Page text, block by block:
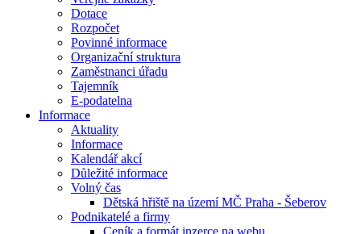
Dotace
Rozpočet
Povinné informace
Organizační struktura
Zaměstnanci úřadu
Tajemník
E-podatelna
Informace
Aktuality
Informace
Kalendář akcí
Důležité informace
Volný čas
Dětská hřiště na území MČ Praha - Šeberov
Podnikatelé a firmy
Ceník a formát inzerce na webu